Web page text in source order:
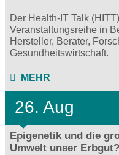
Der Health-IT Talk
Veranstaltungsreihe in
Hersteller, Berater,
Gesundheitswirtschaft.
MEHR
26. Aug
Epigenetik und die
Umwelt unser Erbgut?